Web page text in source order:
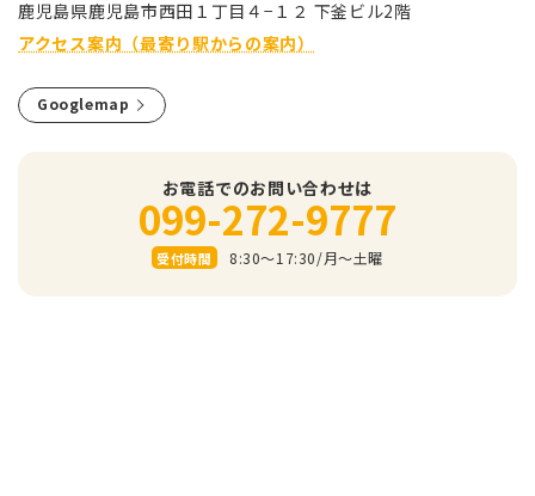
⿅児島県⿅児島市⻄⽥１丁⽬４−１２ 下釜ビル2階
アクセス案内（最寄り駅からの案内）
Googlemap
お電話でのお問い合わせは
099-272-9777
受付時間 8:30～17:30/⽉〜⼟曜